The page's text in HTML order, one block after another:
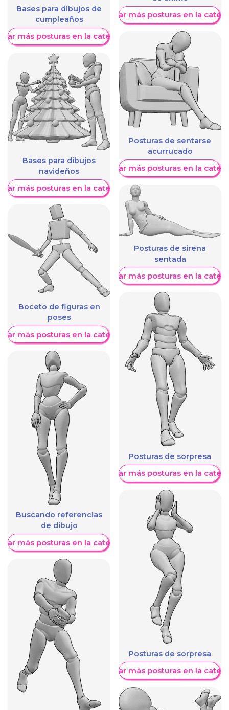
Bases para dibujos de
cumpleaños
más posturas en la categoría
Bases para dibujos
navideños
más posturas en la categoría
Boceto de figuras en
poses
más posturas en la categoría
Buscando referencias
de dibujo
más posturas en la categoría
Mostrar más posturas en la
Posturas de sentarse
acurrucado
Mostrar más posturas en la
Posturas de sirena
sentada
Mostrar más posturas en la
Posturas de sorpresa
Mostrar más posturas en la
Posturas de sorpresa
Mostrar más posturas en la